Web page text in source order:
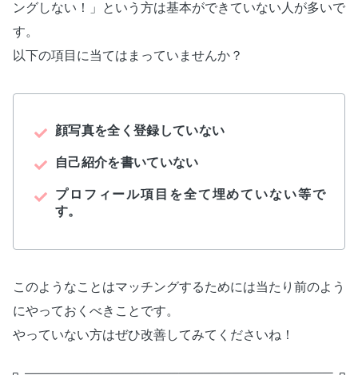
ングしない！」という方は基本ができていない人が多いで
す。
以下の項目に当てはまっていませんか？
顔写真を全く登録していない
自己紹介を書いていない
プロフィール項目を全て埋めていない等で
す。
このようなことはマッチングするためには当たり前のよう
にやっておくべきことです。
やっていない方はぜひ改善してみてくださいね！